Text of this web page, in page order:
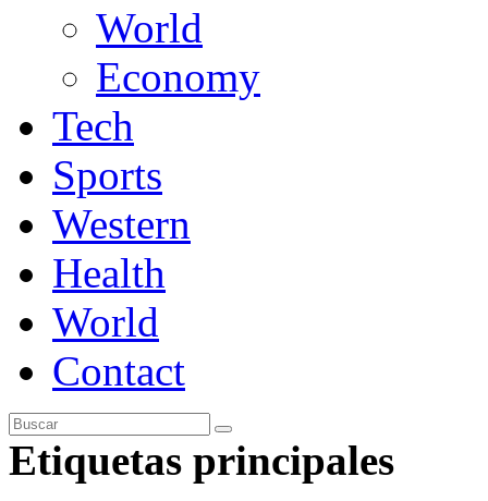
World
Economy
Tech
Sports
Western
Health
World
Contact
Etiquetas principales